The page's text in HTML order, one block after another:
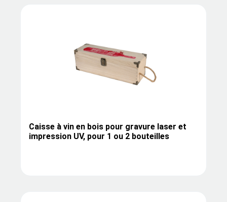
Caisse à vin en bois pour gravure laser et
impression UV, pour 1 ou 2 bouteilles